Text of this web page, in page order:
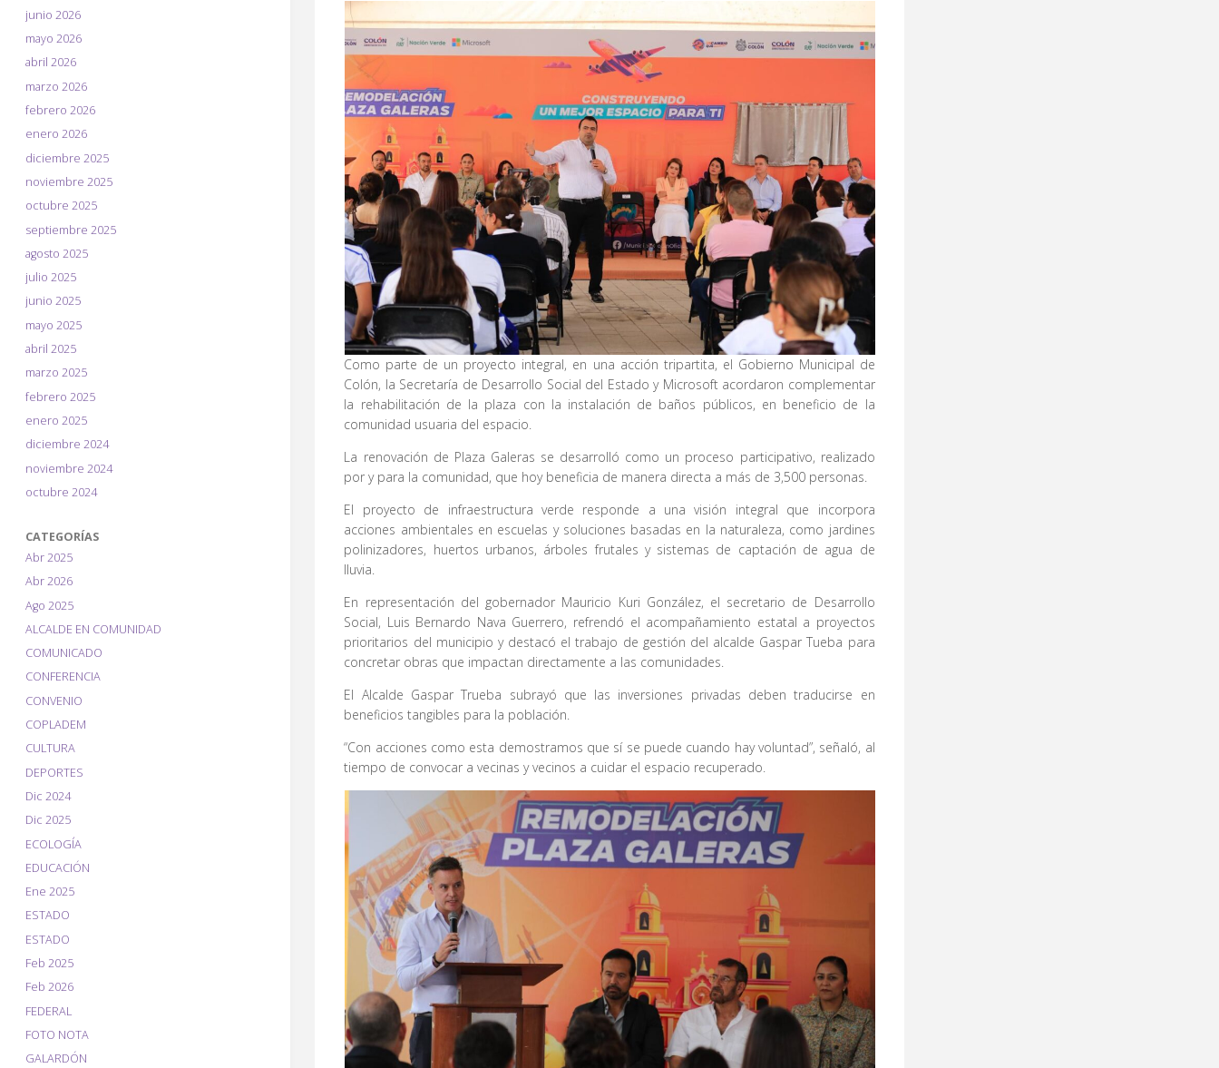
Como parte de un proyecto integral, en una acción tripartita, el Gobierno Municipal de
Colón, la Secretaría de Desarrollo Social del Estado y Microsoft acordaron complementar
la rehabilitación de la plaza con la instalación de baños públicos, en beneficio de la
comunidad usuaria del espacio.
La renovación de Plaza Galeras se desarrolló como un proceso participativo, realizado
por y para la comunidad, que hoy beneficia de manera directa a más de 3,500 personas.
El proyecto de infraestructura verde responde a una visión integral que incorpora
acciones ambientales en escuelas y soluciones basadas en la naturaleza, como jardines
polinizadores, huertos urbanos, árboles frutales y sistemas de captación de agua de
lluvia.
En representación del gobernador Mauricio Kuri González, el secretario de Desarrollo
Social, Luis Bernardo Nava Guerrero, refrendó el acompañamiento estatal a proyectos
prioritarios del municipio y destacó el trabajo de gestión del alcalde Gaspar Tueba para
concretar obras que impactan directamente a las comunidades.
El Alcalde Gaspar Trueba subrayó que las inversiones privadas deben traducirse en
beneficios tangibles para la población.
“Con acciones como esta demostramos que sí se puede cuando hay voluntad”, señaló, al
tiempo de convocar a vecinas y vecinos a cuidar el espacio recuperado.
junio 2026
mayo 2026
abril 2026
marzo 2026
febrero 2026
enero 2026
diciembre 2025
noviembre 2025
octubre 2025
septiembre 2025
agosto 2025
julio 2025
junio 2025
mayo 2025
abril 2025
marzo 2025
febrero 2025
enero 2025
diciembre 2024
noviembre 2024
octubre 2024
CATEGORÍAS
Abr 2025
Abr 2026
Ago 2025
ALCALDE EN COMUNIDAD
COMUNICADO
CONFERENCIA
CONVENIO
COPLADEM
CULTURA
DEPORTES
Dic 2024
Dic 2025
ECOLOGÍA
EDUCACIÓN
Ene 2025
ESTADO
ESTADO
Feb 2025
Feb 2026
FEDERAL
FOTO NOTA
GALARDÓN